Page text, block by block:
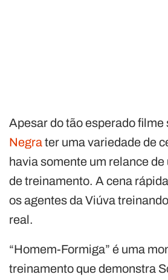
Apesar do tão esperado filme
Negrater uma variedade de
havia somente um relance
de treinamento. A cena
os agentes da Viúva
real.
“Homem-Formiga” é uma
treinamento que demonstra